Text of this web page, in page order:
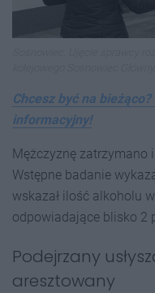
Chcesz być na
informacyjny!
Mężczyznę zatrzymano
Wstępne badanie
wskazał ilość alkoholu
odpowiadające blisko 2
Podejrzany
aresztowany